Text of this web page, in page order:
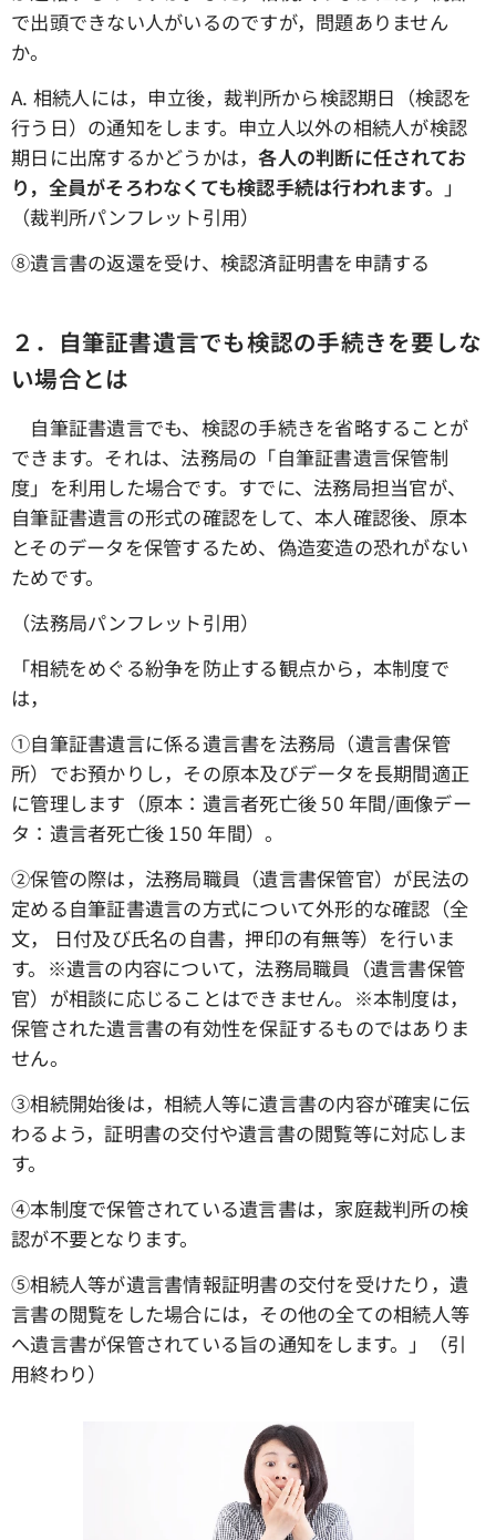
で出頭できない人がいるのですが，問題ありません
か。
A. 相続人には，申立後，裁判所から検認期日（検認を
行う日）の通知をします。申立人以外の相続人が検認
期日に出席するかどうかは，各人の判断に任されてお
り，全員がそろわなくても検認手続は行われます。 」
（裁判所パンフレット引用）
⑧遺言書の返還を受け、検認済証明書を申請する
２．自筆証書遺言でも検認の手続きを要しな
い場合とは
自筆証書遺言でも、検認の手続きを省略することが
できます。それは、法務局の「自筆証書遺言保管制
度」を利用した場合です。すでに、法務局担当官が、
自筆証書遺言の形式の確認をして、本人確認後、原本
とそのデータを保管するため、偽造変造の恐れがない
ためです。
（法務局パンフレット引用）
「相続をめぐる紛争を防止する観点から，本制度で
は，
①自筆証書遺言に係る遺言書を法務局（遺言書保管
所）でお預かりし，その原本及びデータを長期間適正
に管理します（原本：遺言者死亡後 50 年間/画像デー
タ：遺言者死亡後 150 年間）。
②保管の際は，法務局職員（遺言書保管官）が民法の
定める自筆証書遺言の方式について外形的な確認（全
文， 日付及び氏名の自書，押印の有無等）を行いま
す。※遺言の内容について，法務局職員（遺言書保管
官）が相談に応じることはできません。※本制度は，
保管された遺言書の有効性を保証するものではありま
せん。
③相続開始後は，相続人等に遺言書の内容が確実に伝
わるよう，証明書の交付や遺言書の閲覧等に対応しま
す。
④本制度で保管されている遺言書は，家庭裁判所の検
認が不要となります。
⑤相続人等が遺言書情報証明書の交付を受けたり，遺
言書の閲覧をした場合には，その他の全ての相続人等
へ遺言書が保管されている旨の通知をします。」（引
用終わり）